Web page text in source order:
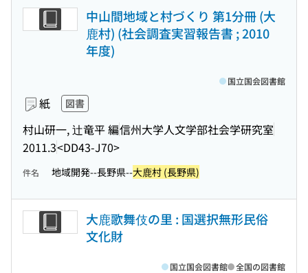
中山間地域と村づくり 第1分冊 (大
鹿村) (社会調査実習報告書 ; 2010
年度)
紙 図書
村山研一, 辻竜平 編信州大学人文学部社会学研究室
2011.3<DD43-J70>
国立国会図書館
件名 地域開発--長野県--大鹿村 (長野県)
大鹿歌舞伎の里 : 国選択無形民俗
文化財
国立国会図書館 全国の図書館